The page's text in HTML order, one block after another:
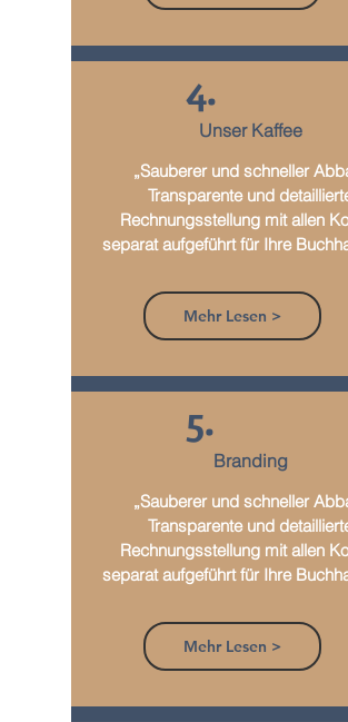
4.
Unser Kaffee
„Sauberer und schneller
Transparente und
Rechnungsstellung mit allen
separat aufgeführt für Ihre
Mehr Lesen >
5.
Branding
„Sauberer und schneller
Transparente und
Rechnungsstellung mit allen
separat aufgeführt für Ihre
Mehr Lesen >